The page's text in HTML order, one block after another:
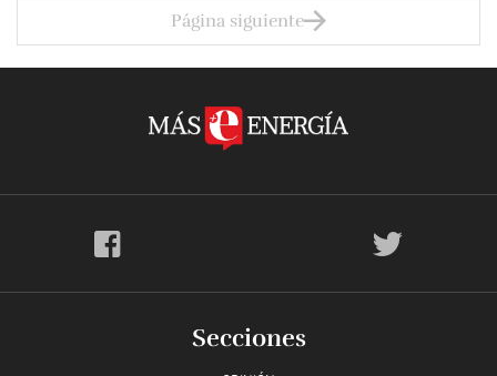
Página siguiente
Secciones